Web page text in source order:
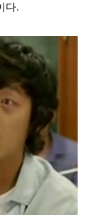
다.